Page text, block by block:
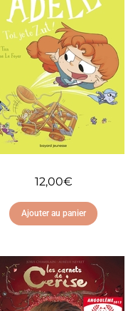
12,00€
Ajouter au panier
Ajouter à ma liste
d'envies